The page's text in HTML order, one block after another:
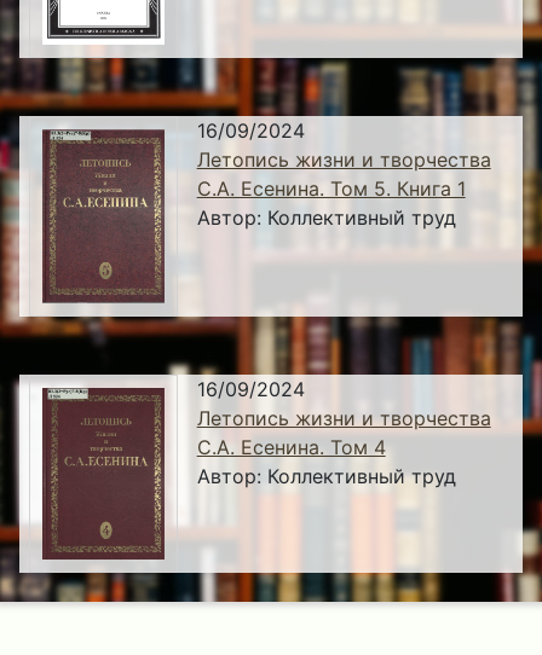
16/09/2024
Летопись жизни и творчества
С.А. Есенина. Том 5. Книга 1
Автор: Коллективный труд
16/09/2024
Летопись жизни и творчества
С.А. Есенина. Том 4
Автор: Коллективный труд